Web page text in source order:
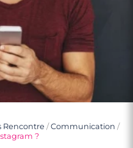
Rencontre /Communication /
?